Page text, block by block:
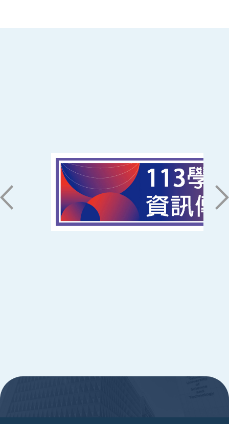
71005 台南市永康區南台街一號
06-2533131 ext. 7101
ic@stust.edu.tw
辦公時間